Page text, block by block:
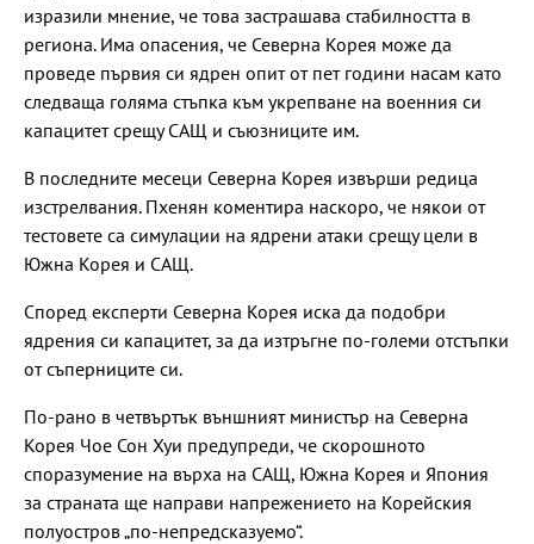
изразили мнение, че това застрашава стабилността в
региона. Има опасения, че Северна Корея може да
проведе първия си ядрен опит от пет години насам като
следваща голяма стъпка към укрепване на военния си
капацитет срещу САЩ и съюзниците им.
В последните месеци Северна Корея извърши редица
изстрелвания. Пхенян коментира наскоро, че някои от
тестовете са симулации на ядрени атаки срещу цели в
Южна Корея и САЩ.
Според експерти Северна Корея иска да подобри
ядрения си капацитет, за да изтръгне по-големи отстъпки
от съперниците си.
По-рано в четвъртък външният министър на Северна
Корея Чое Сон Хуи предупреди, че скорошното
споразумение на върха на САЩ, Южна Корея и Япония
за страната ще направи напрежението на Корейския
полуостров „по-непредсказуемо“.